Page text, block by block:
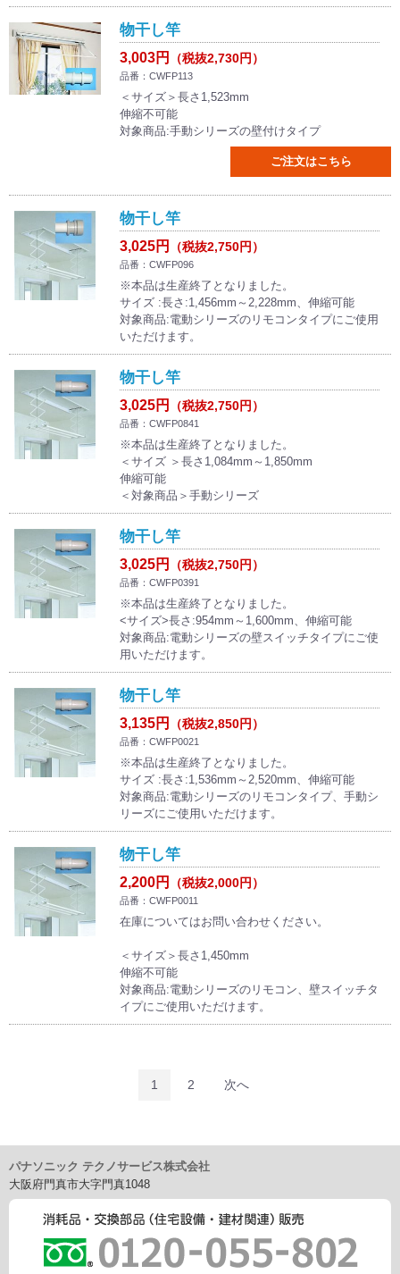
物干し竿
3,003円 （税抜2,730円）
品番：CWFP113
＜サイズ＞長さ1,523mm
伸縮不可能
対象商品:手動シリーズの壁付けタイプ
ご注文はこちら
物干し竿
3,025円 （税抜2,750円）
品番：CWFP096
※本品は生産終了となりました。
サイズ :長さ:1,456mm～2,228mm、伸縮可能
対象商品:電動シリーズのリモコンタイプにご使用
いただけます。
物干し竿
3,025円 （税抜2,750円）
品番：CWFP0841
※本品は生産終了となりました。
＜サイズ ＞長さ1,084mm～1,850mm
伸縮可能
＜対象商品＞手動シリーズ
物干し竿
3,025円 （税抜2,750円）
品番：CWFP0391
※本品は生産終了となりました。
<サイズ>長さ:954mm～1,600mm、伸縮可能
対象商品:電動シリーズの壁スイッチタイプにご使
用いただけます。
物干し竿
3,135円 （税抜2,850円）
品番：CWFP0021
※本品は生産終了となりました。
サイズ :長さ:1,536mm～2,520mm、伸縮可能
対象商品:電動シリーズのリモコンタイプ、手動シ
リーズにご使用いただけます。
物干し竿
2,200円 （税抜2,000円）
品番：CWFP0011
在庫についてはお問い合わせください。
＜サイズ＞長さ1,450mm
伸縮不可能
対象商品:電動シリーズのリモコン、壁スイッチタ
イプにご使用いただけます。
1 2 次へ
パナソニック テクノサービス株式会社
大阪府門真市大字門真1048